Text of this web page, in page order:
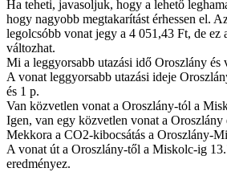
Ha teheti, javasoljuk, hogy a lehető
hogy nagyobb megtakarítást érhessen el.
legolcsóbb vonat jegy a 4 051,43 Ft, de ez
változhat.
Mi a leggyorsabb utazási idő Oroszlány
A vonat leggyorsabb utazási ideje
és 1 p.
Van közvetlen vonat a Oroszlány-tól a
Igen, van egy közvetlen vonat a
Mekkora a CO2-kibocsátás a Oroszlány-
A vonat út a Oroszlány-től a Miskolc-ig
eredményez.